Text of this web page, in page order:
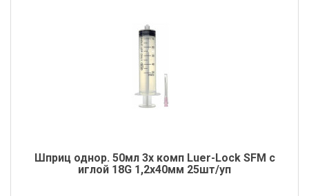
Шприц однор. 50мл 3х комп Luer-Lock SFM с
иглой 18G 1,2х40мм 25шт/уп